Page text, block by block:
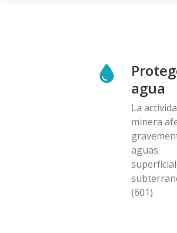
agua
La
minera
aguas
(601)